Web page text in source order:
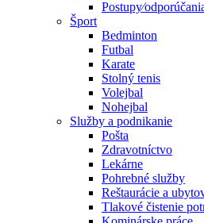
Šport
Bedminton
Futbal
Karate
Stolný tenis
Volejbal
Nohejbal
Služby a podnikanie
Pošta
Zdravotníctvo
Lekárne
Pohrebné služby
Reštaurácie a
Tlakové čistenie